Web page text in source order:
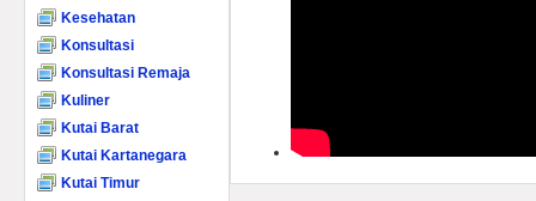
Kesehatan
Konsultasi
Konsultasi Remaja
Kuliner
Kutai Barat
Kutai Kartanegara
Kutai Timur